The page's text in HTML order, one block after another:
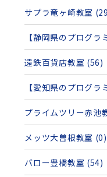
サプラ竜ヶ崎教室
【静岡県のプログ
遠鉄百貨店教室 (56)
【愛知県のプログ
プライムツリー赤池
メッツ大曽根教室 (0)
バロー豊橋教室 (54)